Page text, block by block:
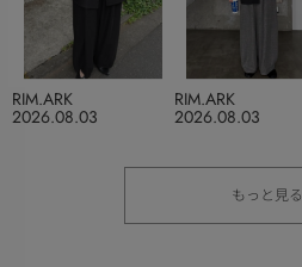
2026.08.03
RIM.ARK
2026.08.03
RIM.ARK
もっと見る